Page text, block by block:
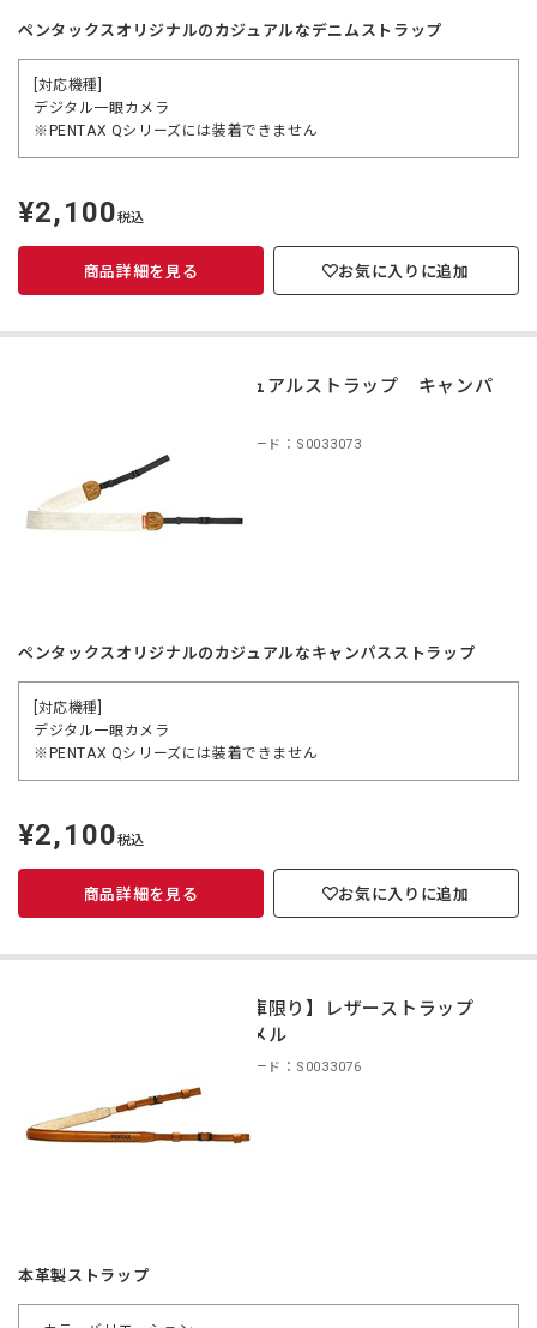
ペンタックスオリジナルのカジュアルなデニムストラップ
[対応機種]
デジタル一眼カメラ
※PENTAX Qシリーズには装着できません
定
価
¥2,100税込
商品詳細を見る お気に入りに追加
カジュアルストラップ キャンパ
商品コード：S0033073
ペンタックスオリジナルのカジュアルなキャンパスストラップ
[対応機種]
デジタル一眼カメラ
※PENTAX Qシリーズには装着できません
定
価
¥2,100税込
商品詳細を見る お気に入りに追加
【在庫限り】レザーストラップ
キャメル
商品コード：S0033076
本革製ストラップ